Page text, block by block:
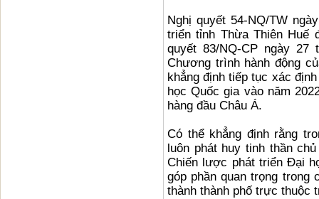
Nghị quyết 54-NQ/TW
triển tỉnh Thừa Thiên Huế
quyết 83/NQ-CP ngày 27
Chương trình hành động
khẳng định tiếp tục xác
học Quốc gia vào năm
hàng đầu Châu Á.
Có thể khẳng định rằng
luôn phát huy tinh thần
Chiến lược phát triển Đại
góp phần quan trọng trong
thành thành phố trực thuộc